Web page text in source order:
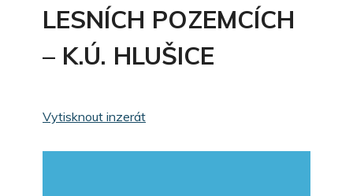
LESNÍCH POZEMCÍCH
– K.Ú. HLUŠICE
Vytisknout inzerát